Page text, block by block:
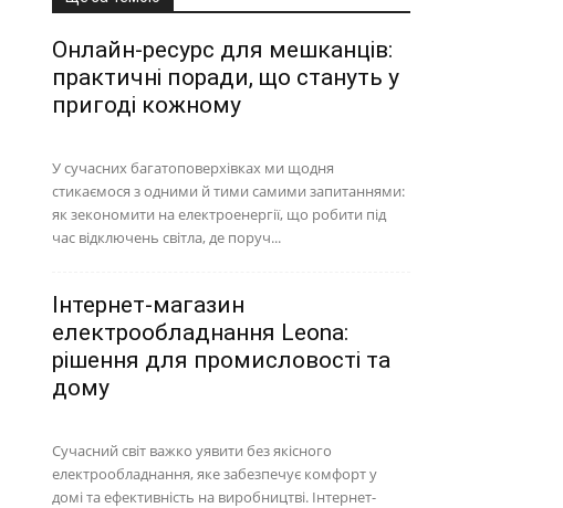
Онлайн-ресурс для мешканців:
практичні поради, що стануть у
пригоді кожному
У сучасних багатоповерхівках ми щодня
стикаємося з одними й тими самими запитаннями:
як зекономити на електроенергії, що робити під
час відключень світла, де поруч...
Інтернет-магазин
електрообладнання Leona:
рішення для промисловості та
дому
Сучасний світ важко уявити без якісного
електрообладнання, яке забезпечує комфорт у
домі та ефективність на виробництві. Інтернет-